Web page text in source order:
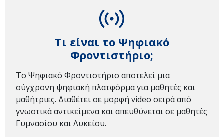
Τι είναι το Ψηφιακό
Φροντιστήριο;
Το Ψηφιακό Φροντιστήριο αποτελεί μια
σύγχρονη ψηφιακή πλατφόρμα για μαθητές και
μαθήτριες. Διαθέτει σε μορφή video σειρά από
γνωστικά αντικείμενα και απευθύνεται σε μαθητές
Γυμνασίου και Λυκείου.